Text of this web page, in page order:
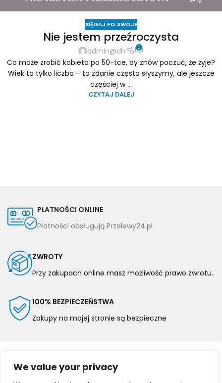
We value your privacy
SIĘGAJ PO SWOJE
Nie jestem przeźroczysta
admin@dh 0
Co może zrobić kobieta po 50-tce, by znów poczuć, że żyje?
Wiek to tylko liczba – to zdanie często słyszymy, ale jeszcze
częściej w ...
CZYTAJ DALEJ
PŁATNOŚCI ONLINE
Płatności obsługują Przelewy24.pl
ZWROTY
Przy zakupach online masz możliwość prawo zwrotu.
100% BEZPIECZEŃSTWA
Zakupy na mojej stronie są bezpieczne